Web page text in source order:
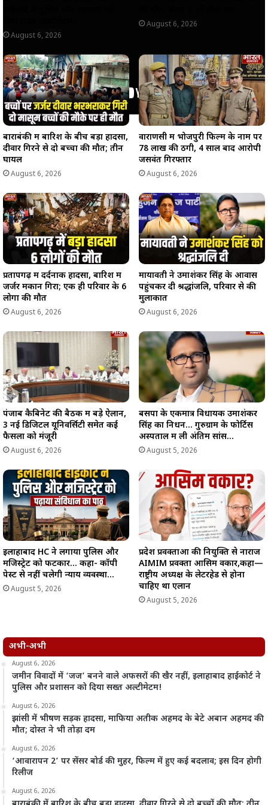
August 6, 2026
August 6, 2026
बाराबंकी में बारिश के बीच बड़ा हादसा,
दीवार गिरने से दो बच्चों की मौत; तीन
घायल
August 6, 2026
वाराणसी में भोजपुरी फिल्म के नाम पर
78 लाख की ठगी, 4 साल बाद आरोपी
जसवंत गिरफ्तार
August 6, 2026
प्रतापगढ़ में दर्दनाक हादसा, बारिश में
जर्जर मकान गिरा; एक ही परिवार के 6
लोगों की मौत
August 6, 2026
मायावती ने उमाशंकर सिंह के आवास
पहुंचकर दी श्रद्धांजलि, परिवार से की
मुलाकात
August 6, 2026
पंजाब कैबिनेट की बैठक में बड़े ऐलान,
3 नई डिजिटल यूनिवर्सिटी समेत कई
फैसलों को मंजूरी
August 6, 2026
बसपा के एकमात्र विधायक उमाशंकर
सिंह का निधन… गुरुग्राम के फोर्टिस
अस्पताल में ली अंतिम सांस…
August 5, 2026
इलाहाबाद HC ने लगाया पुलिस और
मजिस्ट्रेट को फटकार… कहा- कॉपी
पेस्ट से नहीं चलेगी न्याय व्यवस्था…
August 5, 2026
प्रदेश प्रवक्ताओं की नियुक्ति से नाराज
AIMIM प्रवक्ता आसिम वकार,कहा—
राष्ट्रीय अध्यक्ष के लेटरहेड से होना
चाहिए था एलान
August 5, 2026
अभी-अभी
August 6, 2026
जमीन विवादों में ‘जज’ बनने वाले अफसरों की खैर नहीं, इलाहाबाद हाईकोर्ट ने
पुलिस और प्रशासन को दिया सख्त अल्टीमेटम!
August 6, 2026
झांसी में भीषण सड़क हादसा, माफिया अतीक अहमद के बेटे अबान अहमद की
मौत; दोस्त ने भी तोड़ा दम
August 6, 2026
‘आवारापन 2’ पर सेंसर बोर्ड की मुहर, फिल्म में हुए कई बदलाव; इस दिन होगी
रिलीज
August 6, 2026